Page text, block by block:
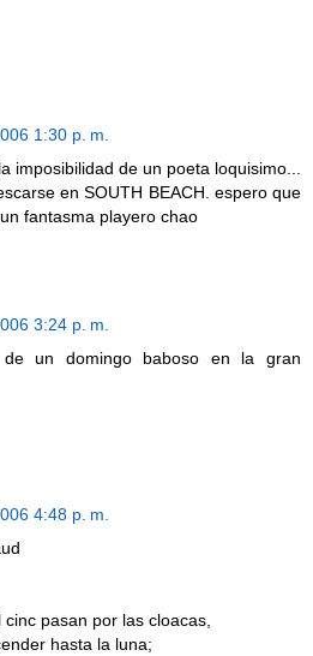
1:30 p. m.
imposibilidad de un poeta loquisimo...
en SOUTH BEACH. espero que
fantasma playero chao
3:24 p. m.
un domingo baboso en la gran
4:48 p. m.
pasan por las cloacas,
hasta la luna;